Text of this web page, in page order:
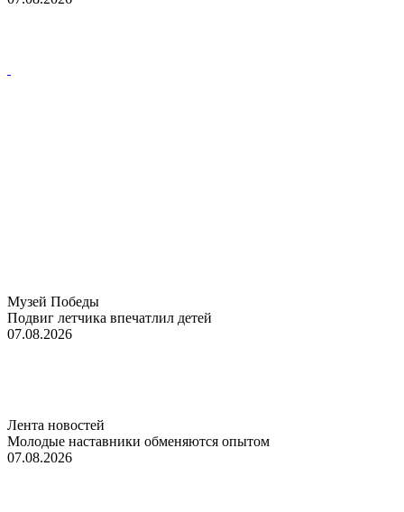
Музей Победы
Подвиг летчика впечатлил детей
07.08.2026
Лента новостей
Молодые наставники обменяются опытом
07.08.2026